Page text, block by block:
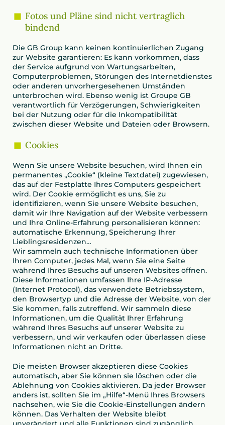
Fotos und Pläne sind nicht vertraglich
bindend
Die GB Group kann keinen kontinuierlichen Zugang
zur Website garantieren: Es kann vorkommen, dass
der Service aufgrund von Wartungsarbeiten,
Computerproblemen, Störungen des Internetdienstes
oder anderen unvorhergesehenen Umständen
unterbrochen wird. Ebenso wenig ist Groupe GB
verantwortlich für Verzögerungen, Schwierigkeiten
bei der Nutzung oder für die Inkompatibilität
zwischen dieser Website und Dateien oder Browsern.
Cookies
Wenn Sie unsere Website besuchen, wird Ihnen ein
permanentes „Cookie“ (kleine Textdatei) zugewiesen,
das auf der Festplatte Ihres Computers gespeichert
wird. Der Cookie ermöglicht es uns, Sie zu
identifizieren, wenn Sie unsere Website besuchen,
damit wir Ihre Navigation auf der Website verbessern
und Ihre Online-Erfahrung personalisieren können:
automatische Erkennung, Speicherung Ihrer
Lieblingsresidenzen…
Wir sammeln auch technische Informationen über
Ihren Computer, jedes Mal, wenn Sie eine Seite
während Ihres Besuchs auf unseren Websites öffnen.
Diese Informationen umfassen Ihre IP-Adresse
(Internet Protocol), das verwendete Betriebssystem,
den Browsertyp und die Adresse der Website, von der
Sie kommen, falls zutreffend. Wir sammeln diese
Informationen, um die Qualität Ihrer Erfahrung
während Ihres Besuchs auf unserer Website zu
verbessern, und wir verkaufen oder überlassen diese
Informationen nicht an Dritte.
Die meisten Browser akzeptieren diese Cookies
automatisch, aber Sie können sie löschen oder die
Ablehnung von Cookies aktivieren. Da jeder Browser
anders ist, sollten Sie im „Hilfe“-Menü Ihres Browsers
nachsehen, wie Sie die Cookie-Einstellungen ändern
können. Das Verhalten der Website bleibt